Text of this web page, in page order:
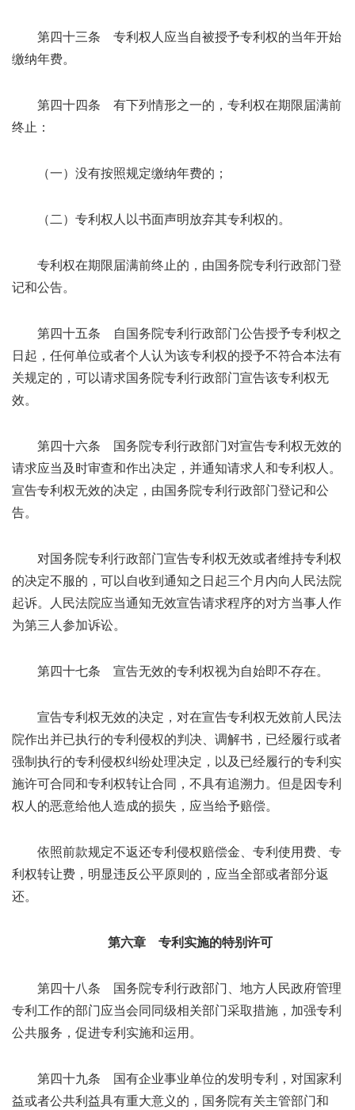
第四十三条 专利权人应当自被授予专利权的当年开始
缴纳年费。
第四十四条 有下列情形之一的，专利权在期限届满前
终止：
（一）没有按照规定缴纳年费的；
（二）专利权人以书面声明放弃其专利权的。
专利权在期限届满前终止的，由国务院专利行政部门登
记和公告。
第四十五条 自国务院专利行政部门公告授予专利权之
日起，任何单位或者个人认为该专利权的授予不符合本法有
关规定的，可以请求国务院专利行政部门宣告该专利权无
效。
第四十六条 国务院专利行政部门对宣告专利权无效的
请求应当及时审查和作出决定，并通知请求人和专利权人。
宣告专利权无效的决定，由国务院专利行政部门登记和公
告。
对国务院专利行政部门宣告专利权无效或者维持专利权
的决定不服的，可以自收到通知之日起三个月内向人民法院
起诉。人民法院应当通知无效宣告请求程序的对方当事人作
为第三人参加诉讼。
第四十七条 宣告无效的专利权视为自始即不存在。
宣告专利权无效的决定，对在宣告专利权无效前人民法
院作出并已执行的专利侵权的判决、调解书，已经履行或者
强制执行的专利侵权纠纷处理决定，以及已经履行的专利实
施许可合同和专利权转让合同，不具有追溯力。但是因专利
权人的恶意给他人造成的损失，应当给予赔偿。
依照前款规定不返还专利侵权赔偿金、专利使用费、专
利权转让费，明显违反公平原则的，应当全部或者部分返
还。
第六章 专利实施的特别许可
第四十八条 国务院专利行政部门、地方人民政府管理
专利工作的部门应当会同同级相关部门采取措施，加强专利
公共服务，促进专利实施和运用。
第四十九条 国有企业事业单位的发明专利，对国家利
益或者公共利益具有重大意义的，国务院有关主管部门和